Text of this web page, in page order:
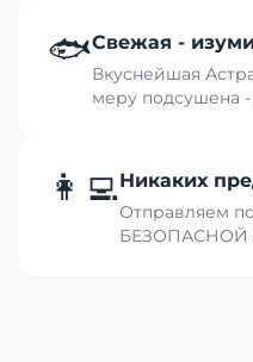
🐟Свежая -
Вкуснейшая
меру подсушена
👩‍💻Никаких
Отправляем
БЕЗОПАСНОЙ